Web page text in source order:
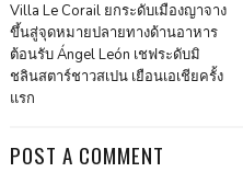
Villa Le Corail ยกระดับเมืองญาจาง
ขึ้นสู่จุดหมายปลายทางด้านอาหาร
ต้อนรับ Ángel León เชฟระดับมิ
ชลินสตาร์ชาวสเปน เยือนเอเชียครั้ง
แรก
POST A COMMENT